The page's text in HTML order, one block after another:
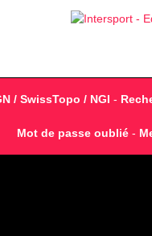
/ SwissTopo / NGI -
Mot de passe oublié-